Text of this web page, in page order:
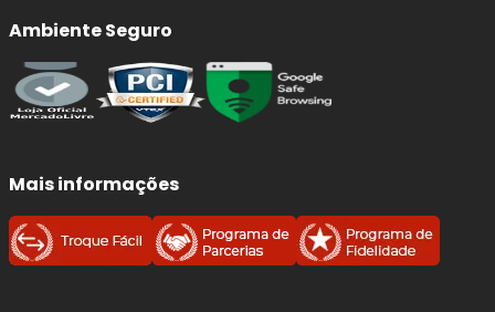
Ambiente Seguro
Mais informações